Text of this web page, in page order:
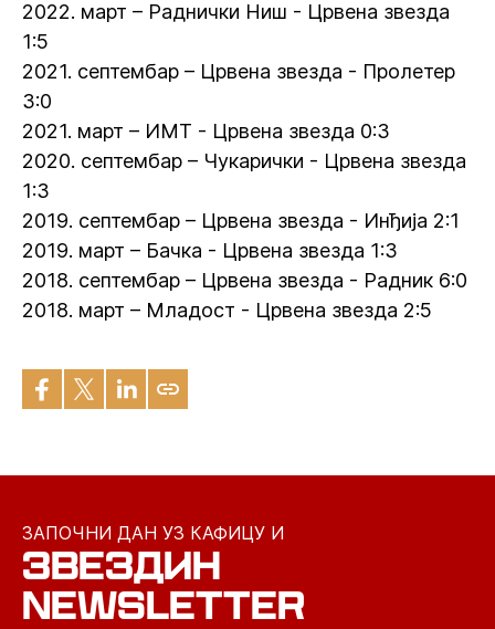
2022. март – Раднички Ниш - Црвена звезда
1:5
2021. септембар – Црвена звезда - Пролетер
3:0
2021. март – ИМТ - Црвена звезда 0:3
2020. септембар – Чукарички - Црвена звезда
1:3
2019. септембар – Црвена звезда - Инђија 2:1
2019. март – Бачка - Црвена звезда 1:3
2018. септембар – Црвена звезда - Радник 6:0
2018. март – Младост - Црвена звезда 2:5
ЗАПОЧНИ ДАН УЗ КАФИЦУ И
ЗВЕЗДИН
NEWSLETTER